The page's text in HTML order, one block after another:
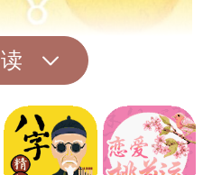
文献中也将鲲鹏解释